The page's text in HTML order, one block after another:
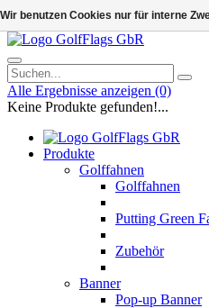
Alle Ergebnisse anzeigen (0)
Keine Produkte gefunden!...
Produkte
Golffahnen
Golffahnen
Putting Green
Zubehör
Banner
Pop-up Banner
Wir benutzen Cookies nur für interne